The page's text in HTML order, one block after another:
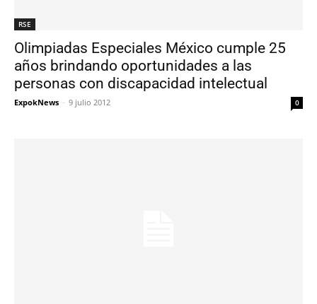
RSE
Olimpiadas Especiales México cumple 25
años brindando oportunidades a las
personas con discapacidad intelectual
ExpokNews - 9 julio 2012 0